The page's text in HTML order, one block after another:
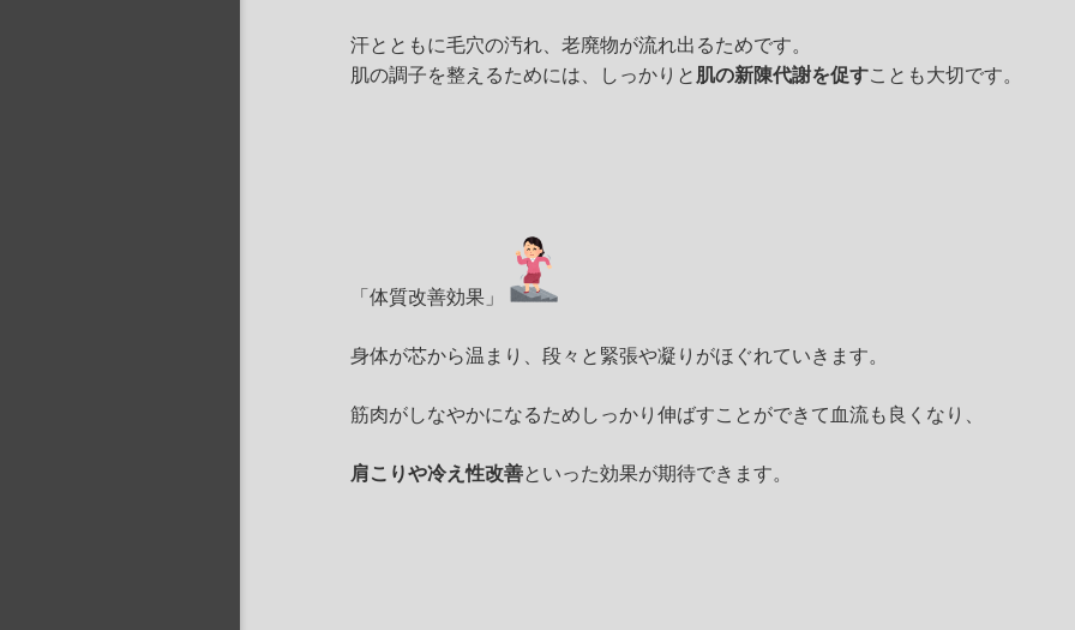
汗とともに毛穴の汚れ、老廃物が流れ出るためです。
肌の調子を整えるためには、しっかりと肌の新陳代謝を促すことも大切です。
「体質改善効果」
身体が芯から温まり、段々と緊張や凝りがほぐれていきます。
筋肉がしなやかになるためしっかり伸ばすことができて血流も良くなり、
肩こりや冷え性改善といった効果が期待できます。